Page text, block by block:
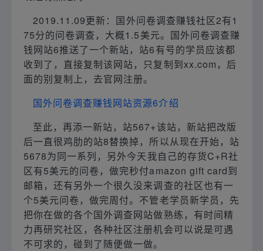
2019.11.09更新：国外问卷调查赚钱社区2有1
75分的问卷调查，大概1.5美元。国外问卷调查赚
钱网站6推送了一个新站，站6有号的学员应该都
收到了，直接复制该网站，只复制到xx.com，后
面的别复制上，去官网注册。
国外问卷调查赚钱网站资源6介绍
至此，再添一新站，站567+该站，新站把改版
后一直很鸡肋的站8替换掉，所以从现在开始，站
5678为同一系列，另外今天我自己的存货C+R社
区有5美元的问卷，做完秒付amazon gift card到
邮箱，还有另外一个很久没来调查的社区也有一
个5美元问卷，做完周付。不管老学员新学员，先
把你在做的各个国外调查网站做熟练，有时间精
力再研究社区，各种社区注册机会可以说是可遇
不可求的，碰到了随便做一做。